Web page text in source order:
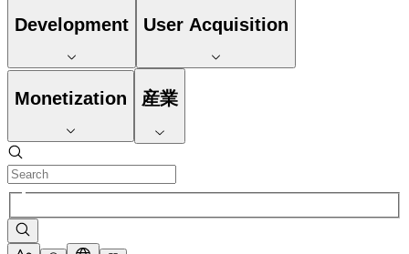
Development User Acquisition
Monetization 産業